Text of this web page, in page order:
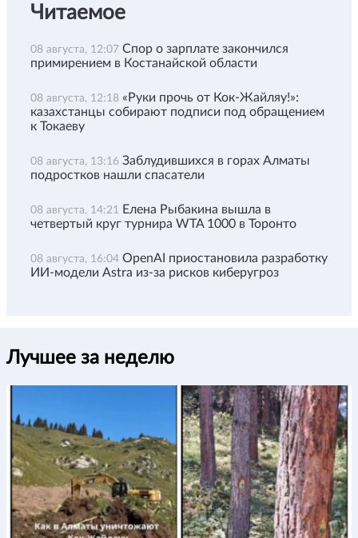
Читаемое
08 августа, 12:07 Спор о зарплате закончился
примирением в Костанайской области
08 августа, 12:18 «Руки прочь от Кок-Жайляу!»:
казахстанцы собирают подписи под обращением
к Токаеву
08 августа, 13:16 Заблудившихся в горах Алматы
подростков нашли спасатели
08 августа, 14:21
Елена Рыбакина вышла в
четвертый круг турнира WTA 1000 в Торонто
08 августа, 16:04 OpenAI приостановила разработку
ИИ-модели Astra из-за рисков киберугроз
Лучшее за неделю